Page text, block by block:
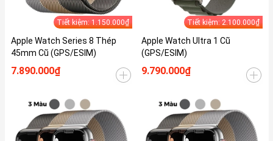
Tiết kiệm: 1.150.000₫
Apple Watch Series 8 Thép
45mm Cũ (GPS/ESIM)
7.890.000₫
Tiết kiệm: 2.100.000₫
Apple Watch Ultra 1 Cũ
(GPS/ESIM)
9.790.000₫